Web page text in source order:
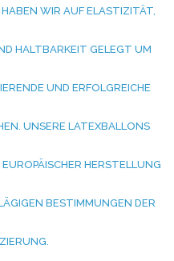
WIR AUF ELASTIZITÄT, F
HALTBARKEIT GELEGT UM I
UND ERFOLGREICHE V
UNSERE LATEXBALLONS S
HERSTELLUNG UN
BESTIMMUNGEN DER EU